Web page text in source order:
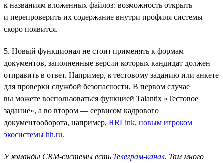
к названиям вложенных файлов: возможность открыть
и перепроверить их содержание внутри профиля системы
скоро появится.
5. Новый функционал не стоит применять к формам
документов, заполненные версии которых кандидат должен
отправить в ответ. Например, к тестовому заданию или анкете
для проверки службой безопасности. В первом случае
вы можете воспользоваться функцией Talantix «Тестовое
задание», а во втором — сервисом кадрового
документооборота, например, HRLink, новым игроком
экосистемы hh.ru.
У команды CRM-системы есть Телеграм-канал. Там много